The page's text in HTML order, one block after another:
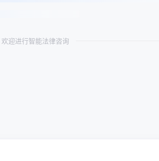
欢迎进行智能法律咨询